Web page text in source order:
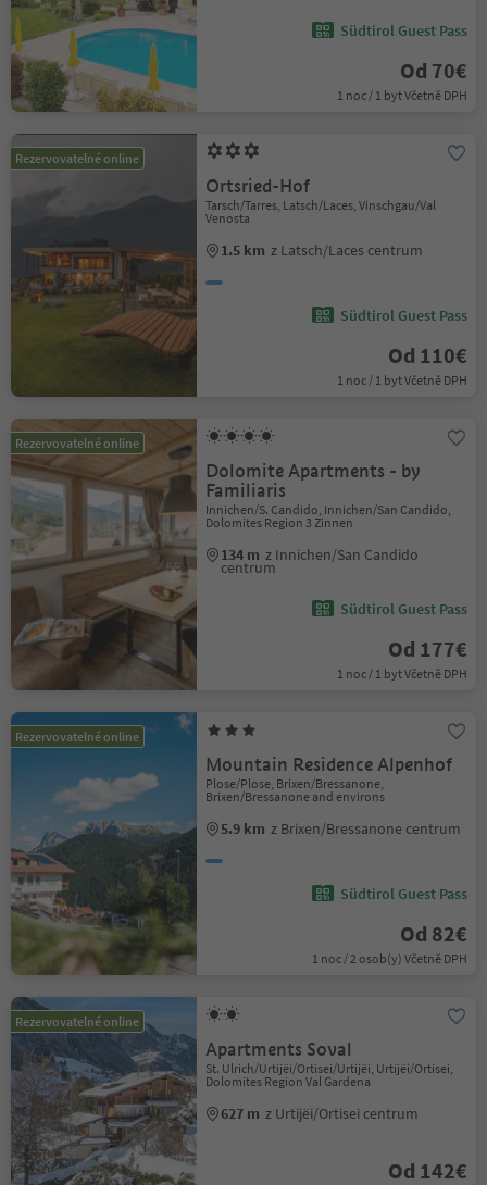
Südtirol Guest Pass
Od 70€
1 noc / 1 byt Včetně DPH
Rezervovatelné online
Ortsried-Hof
Tarsch/Tarres, Latsch/Laces, Vinschgau/Val
Venosta
1.5 km z Latsch/Laces centrum
Südtirol Guest Pass
Od 110€
1 noc / 1 byt Včetně DPH
Rezervovatelné online
Dolomite Apartments - by
Familiaris
Innichen/S. Candido, Innichen/San Candido,
Dolomites Region 3 Zinnen
134 m z Innichen/San Candido
centrum
Südtirol Guest Pass
Od 177€
1 noc / 1 byt Včetně DPH
Rezervovatelné online
Mountain Residence Alpenhof
Plose/Plose, Brixen/Bressanone,
Brixen/Bressanone and environs
5.9 km z Brixen/Bressanone centrum
Südtirol Guest Pass
Od 82€
1 noc / 2 osob(y) Včetně DPH
Rezervovatelné online
Apartments Soval
St. Ulrich/Urtijëi/Ortisei/Urtijëi, Urtijëi/Ortisei,
Dolomites Region Val Gardena
627 m z Urtijëi/Ortisei centrum
Od 142€